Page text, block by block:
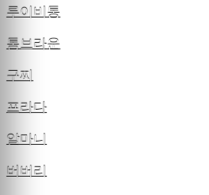
루이비통
톰브라운
구찌
프라다
알마니
버버리